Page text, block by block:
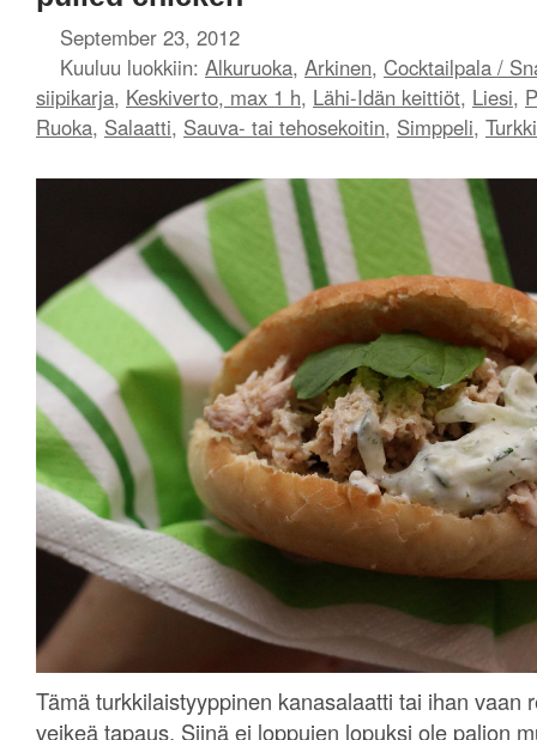
September 23, 2012
Kuuluu luokkiin: Alkuruoka, Arkinen, Cocktailpala /
siipikarja, Keskiverto, max 1 h, Lähi-Idän keittiöt, Liesi,
Ruoka, Salaatti, Sauva- tai tehosekoitin, Simppeli,
Tämä turkkilaistyyppinen kanasalaatti tai ihan vaan
veikeä tapaus. Siinä ei loppujen lopuksi ole paljon